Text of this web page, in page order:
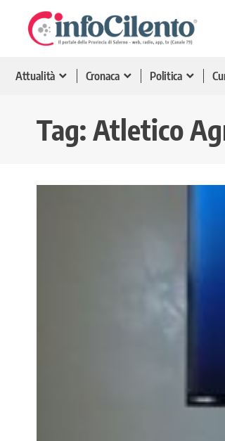
Attualità Cronaca Politica
Tag: Atletico